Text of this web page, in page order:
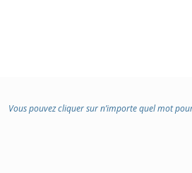
Vous pouvez cliquer sur n’importe quel mot